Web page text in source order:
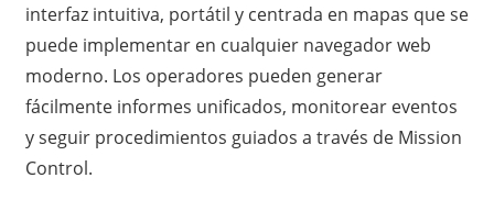
interfaz intuitiva, portátil y centrada en mapas que se
puede implementar en cualquier navegador web
moderno. Los operadores pueden generar
fácilmente informes unificados, monitorear eventos
y seguir procedimientos guiados a través de Mission
Control.